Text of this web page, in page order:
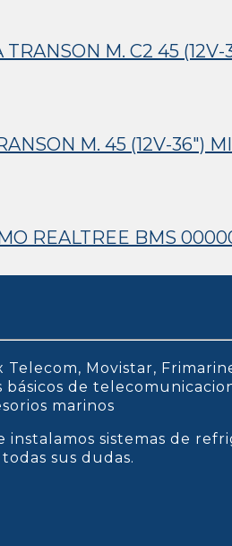
M. C2 45
M. 45 (12V-36″)
REALTREE BMS
Telecom, Movistar,
de
marinos
instalamos sistemas de
sus dudas.